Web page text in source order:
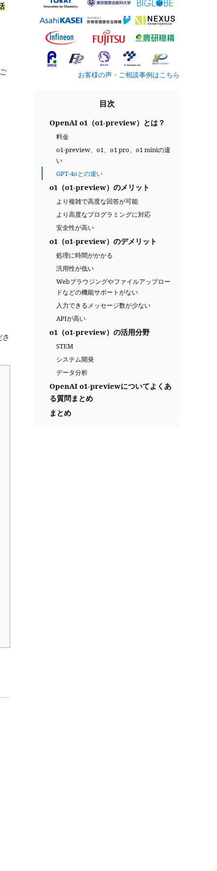
お客様の声・ご相談事例はこちら
目次
OpenAI o1（o1-preview）とは？
料金
o1-preview、o1、o1 pro、o1 miniの違
い
GPT-4oとの違い
o1（o1-preview）のメリット
より複雑で高度な回答が可能
より高度なプログラミングに対応
安全性が高い
o1（o1-preview）のデメリット
処理に時間がかかる
汎用性が低い
Webブラウジングやファイルアップロー
ドなどの機能サポートがない
入力できるメッセージ数が少ない
APIが高い
o1（o1-preview）の活用分野
STEM
システム開発
データ分析
OpenAI o1-previewについてよくあ
る質問まとめ
まとめ